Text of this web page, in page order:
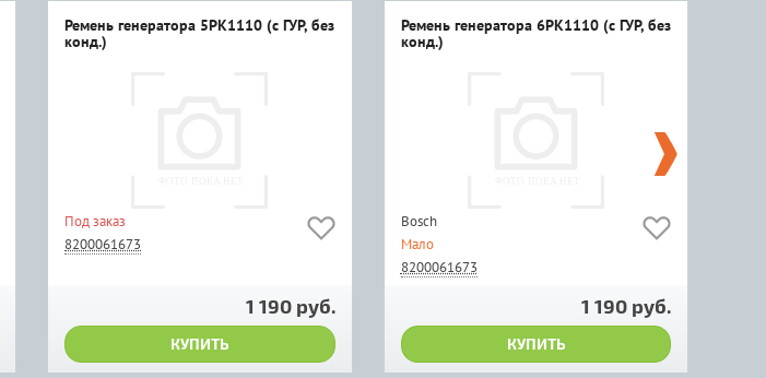
Ремень генератора 5PK1110 (с ГУР, без
конд.)
Под заказ
8200061673
1 190 руб.
КУПИТЬ
Ремень генератора 6PK1110 (с ГУР, без
конд.)
Bosch
Мало
8200061673
1 190 руб.
КУПИТЬ